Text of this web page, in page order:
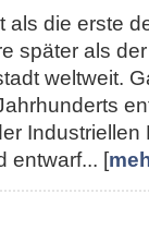
als die erste
später als
weltweit.
Industriellen
entwarf... [